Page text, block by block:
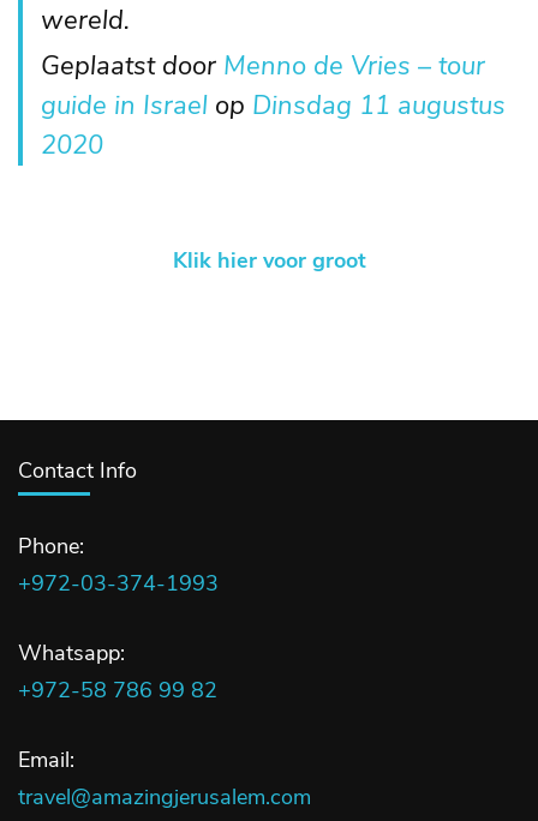
wereld.
Geplaatst door Menno de Vries – tour
guide in Israel op Dinsdag 11 augustus
2020
Klik hier voor groot
Contact Info
Phone:
+972-03-374-1993
Whatsapp:
+972-58 786 99 82
Email:
travel@amazingjerusalem.com